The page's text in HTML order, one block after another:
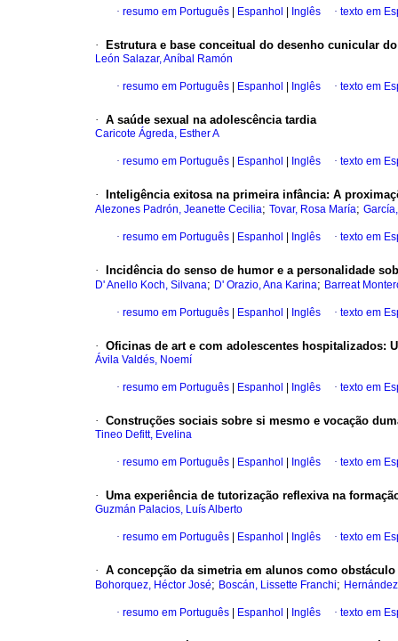
· resumo em Português Espanhol Inglês · texto em
· Estrutura e base conceitual do desenho cunicular
León Salazar, Aníbal Ramón
· resumo em Português Espanhol Inglês · texto em
· A saúde sexual na adolescência tardia
Caricote Ágreda, Esther A
· resumo em Português Espanhol Inglês · texto em
· Inteligência exitosa na primeira infância: A
Alezones Padrón, Jeanette Cecilia; Tovar, Rosa María;
· resumo em Português Espanhol Inglês · texto em
· Incidência do senso de humor e a personalidade
D' Anello Koch, Silvana; D' Orazio, Ana Karina; Barreat
· resumo em Português Espanhol Inglês · texto em
· Oficinas de art e com adolescentes hospitalizados:
Ávila Valdés, Noemí
· resumo em Português Espanhol Inglês · texto em
· Construções sociais sobre si mesmo e vocação
Tineo Defitt, Evelina
· resumo em Português Espanhol Inglês · texto em
· Uma experiência de tutorização reflexiva na
Guzmán Palacios, Luís Alberto
· resumo em Português Espanhol Inglês · texto em
· A concepção da simetria em alunos como
Bohorquez, Héctor José; Boscán, Lissette Franchi;
· resumo em Português Espanhol Inglês · texto em